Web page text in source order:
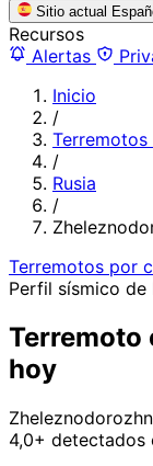
Sitio actual
Recursos
Alertas
Inicio
/
/
Rusia
/
Terremotos por
Perfil sísmico de
Terremoto
hoy
4,0+ detectados